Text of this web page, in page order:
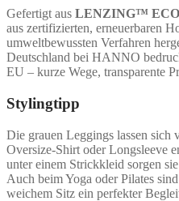
Gefertigt aus LENZING™
aus zertifizierten, erneuerbaren
umweltbewussten Verfahren
Deutschland bei HANNO
EU – kurze Wege, transparente
Stylingtipp
Die grauen Leggings lassen
Oversize-Shirt oder Longsleeve
unter einem Strickkleid sorgen
Auch beim Yoga oder Pilates
weichem Sitz ein perfekter